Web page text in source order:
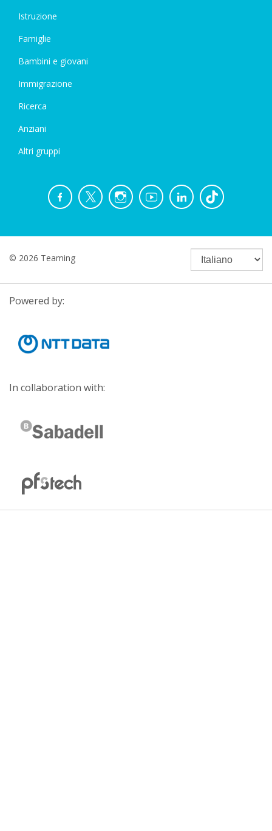
Istruzione
Famiglie
Bambini e giovani
Immigrazione
Ricerca
Anziani
Altri gruppi
© 2026 Teaming
Powered by:
In collaboration with: